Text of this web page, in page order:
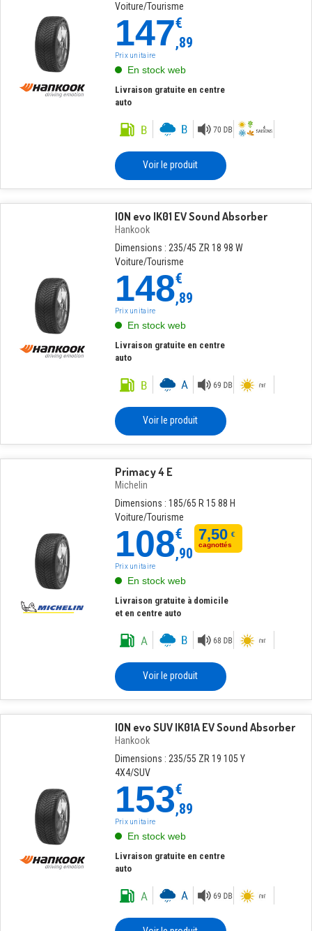
Voiture/Tourisme
147€
,89
Prix unitaire
En stock web
Livraison gratuite en centre
auto
Voir le produit
ION evo IK01 EV Sound Absorber
Hankook
Dimensions : 235/45 ZR 18 98 W
Voiture/Tourisme
148€
,89
Prix unitaire
En stock web
Livraison gratuite en centre
auto
Voir le produit
Primacy 4 E
Michelin
Dimensions : 185/65 R 15 88 H
Voiture/Tourisme
108€
,90
7,50 €
cagnottés
Prix unitaire
En stock web
Livraison gratuite à domicile
et en centre auto
Voir le produit
ION evo SUV IK01A EV Sound Absorber
Hankook
Dimensions : 235/55 ZR 19 105 Y
4X4/SUV
153€
,89
Prix unitaire
En stock web
Livraison gratuite en centre
auto